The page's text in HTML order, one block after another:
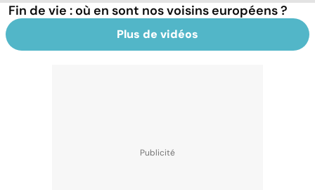
Fin de vie : où en sont nos voisins européens ?
Plus de vidéos